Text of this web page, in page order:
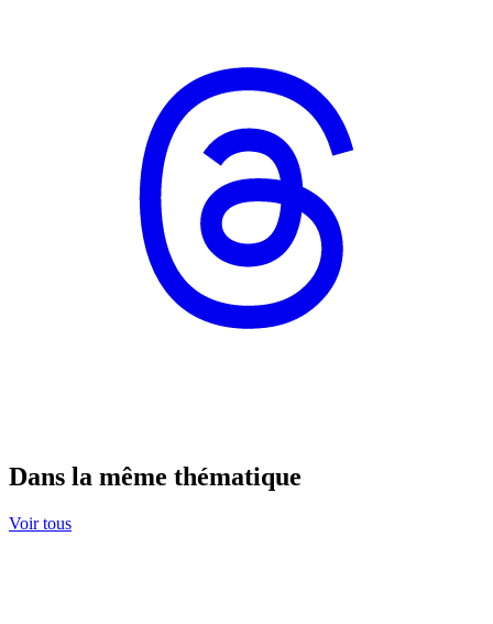
Dans la même thématique
Voir tous